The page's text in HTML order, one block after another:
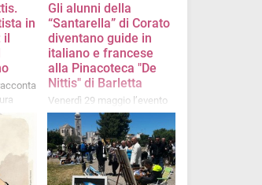
in
con la
Gli alunni della
“Santarella” di Corato
diventano guide in
italiano e francese
alla Pinacoteca "De
Nittis" di Barletta
Venerdì 29 maggio l’evento
conclusivo del progetto
“Dall’Ofanto alla Senna”
presso Palazzo della Marra